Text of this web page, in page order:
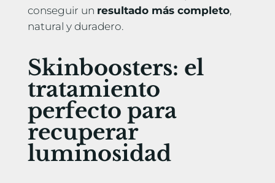
conseguir un resultado más completo,
natural y duradero.
Skinboosters: el
tratamiento
perfecto para
recuperar
luminosidad